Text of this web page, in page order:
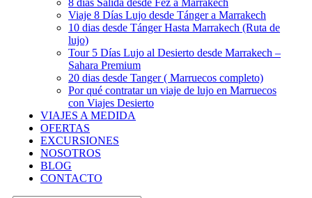
8 dias Salida desde Fez a Marrakech
Viaje 8 Días Lujo desde Tánger a Marrakech
10 dias desde Tánger Hasta Marrakech (Ruta de
lujo)
Tour 5 Días Lujo al Desierto desde Marrakech –
Sahara Premium
20 dias desde Tanger ( Marruecos completo)
Por qué contratar un viaje de lujo en Marruecos
con Viajes Desierto
VIAJES A MEDIDA
OFERTAS
EXCURSIONES
NOSOTROS
BLOG
CONTACTO